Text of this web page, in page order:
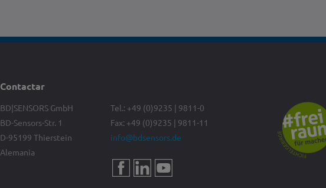
Contactar
BD|SENSORS GmbH
BD-Sensors-Str. 1
D-95199 Thierstein
Alemania
Tel.: +49 (0)9235 | 9811-0
Fax: +49 (0)9235 | 9811-11
info@bdsensors.de